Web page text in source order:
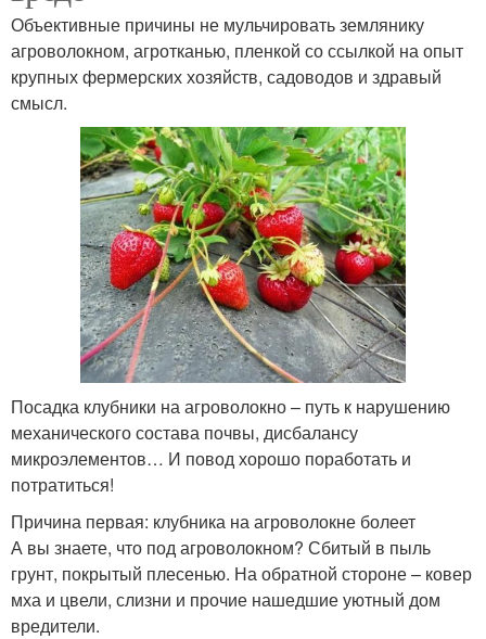
Объективные причины не мульчировать землянику
агроволокном, агротканью, пленкой со ссылкой на опыт
крупных фермерских хозяйств, садоводов и здравый
смысл.
Посадка клубники на агроволокно – путь к нарушению
механического состава почвы, дисбалансу
микроэлементов… И повод хорошо поработать и
потратиться!
Причина первая: клубника на агроволокне болеет
А вы знаете, что под агроволокном? Сбитый в пыль
грунт, покрытый плесенью. На обратной стороне – ковер
мха и цвели, слизни и прочие нашедшие уютный дом
вредители.